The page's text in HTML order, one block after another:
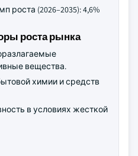
роста (2026–2035): 4,6%
роста рынка
вещества.
химии и средств
в условиях жесткой